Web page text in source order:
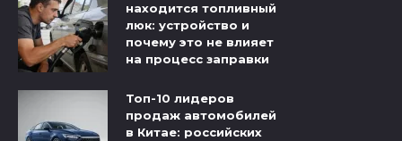
находится топливный
люк: устройство и
почему это не влияет
на процесс заправки
Топ-10 лидеров
продаж автомобилей
в Китае: российских